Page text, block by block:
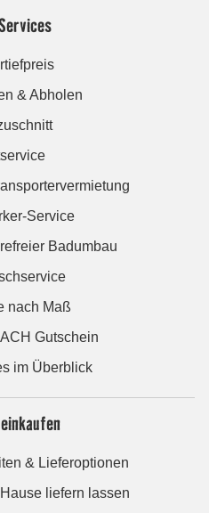
& Abholen
Service
Badumbau
nach Maß
Gutschein
im Überblick
& Lieferoptionen
liefern lassen